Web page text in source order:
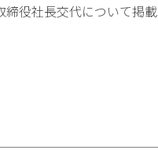
役社長交代について掲載